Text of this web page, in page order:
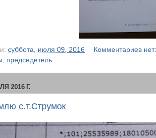
суббота, июля 09, 2016
Комментариев нет:
председетель
2016 Г.
с.т.Струмок